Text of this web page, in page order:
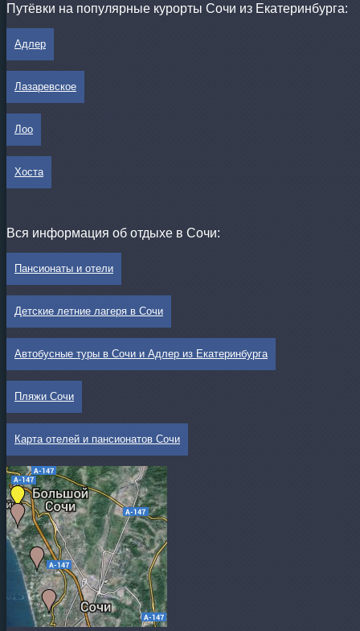
Путёвки на популярные курорты Сочи из Екатеринбурга:
Адлер
Лазаревское
Лоо
Хоста
Вся информация об отдыхе в Сочи:
Пансионаты и отели
Детские летние лагеря в Сочи
Автобусные туры в Сочи и Адлер из Екатеринбурга
Пляжи Сочи
Карта отелей и пансионатов Сочи